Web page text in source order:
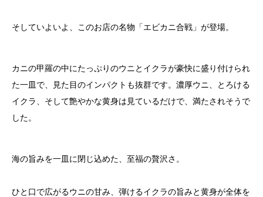
そしていよいよ、このお店の名物「エビカニ合戦」が登場。
カニの甲羅の中にたっぷりのウニとイクラが豪快に盛り付けられ
た一皿で、見た目のインパクトも抜群です。濃厚ウニ、とろける
イクラ、そして艶やかな黄身は見ているだけで、満たされそうで
した。
海の旨みを一皿に閉じ込めた、至福の贅沢さ。
ひと口で広がるウニの甘み、弾けるイクラの旨みと黄身が全体を